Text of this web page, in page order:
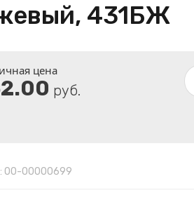
431БЖ
цена
руб.
00-00000699